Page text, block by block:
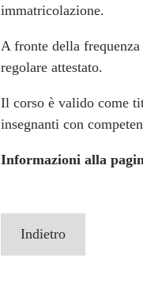
immatricolazione.
A fronte della
regolare attestato.
Il corso è valido come
insegnanti con
Informazioni alla
Indietro